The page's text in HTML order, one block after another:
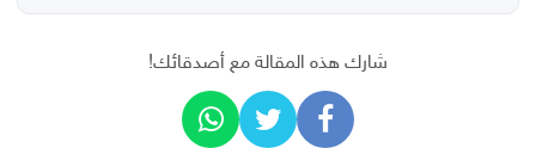
شارك هذه المقالة مع أصدقائك!